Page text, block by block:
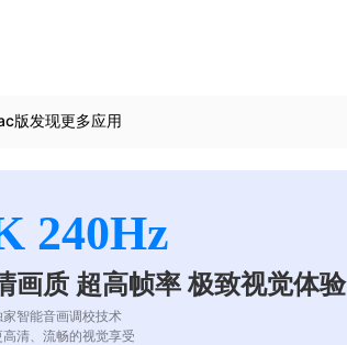
版发现更多应用
240Hz
画质 超高帧率 极致视觉体验
家智能音画调校技术
清、流畅的视觉享受